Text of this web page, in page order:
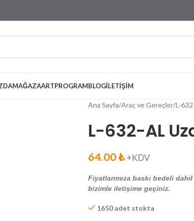
MAĞAZAARTPROGRAMBLOGİLETIŞIM
Ana Sayfa Araç ve Gereçler L-
L-632-AL
64.00₺ +KDV
Fiyatlarımıza baskı bedeli
bizimle iletişime geçiniz.
1650 adet stokta